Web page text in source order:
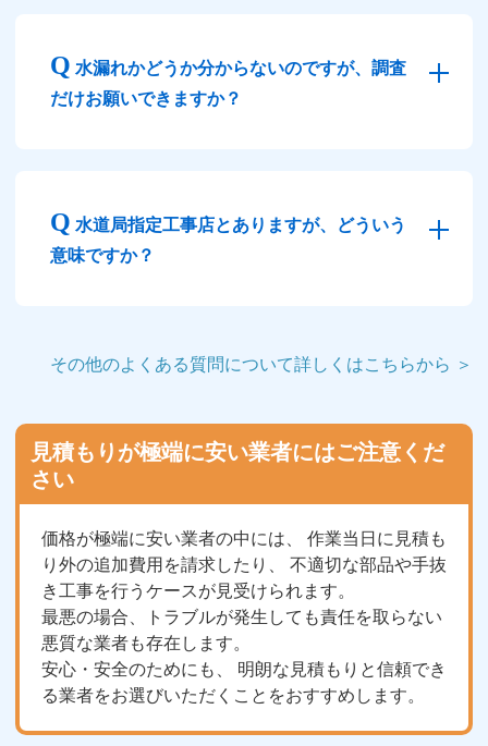
水漏れかどうか分からないのですが、調査
だけお願いできますか？
水道局指定工事店とありますが、どういう
意味ですか？
その他のよくある質問について詳しくはこちらから ＞
見積もりが極端に安い業者にはご注意くだ
さい
価格が極端に安い業者の中には、 作業当日に見積も
り外の追加費用を請求したり、 不適切な部品や手抜
き工事を行うケースが見受けられます。
最悪の場合、トラブルが発生しても責任を取らない
悪質な業者も存在します。
安心・安全のためにも、 明朗な見積もりと信頼でき
る業者をお選びいただくことをおすすめします。